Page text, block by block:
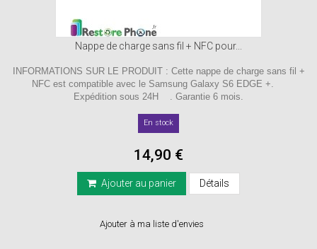
Nappe de charge sans fil + NFC pour...
INFORMATIONS SUR LE PRODUIT : Cette nappe de charge sans fil +
NFC est compatible avec le Samsung Galaxy S6 EDGE +.
Expédition sous 24H . Garantie 6 mois.
En stock
14,90 €
Ajouter au panier Détails
Ajouter à ma liste d'envies